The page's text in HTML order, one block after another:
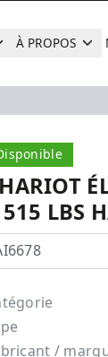
À PROPOS
LBS
-
/